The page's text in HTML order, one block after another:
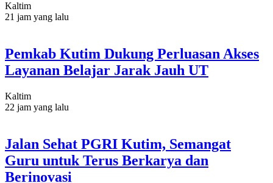
Kaltim
21 jam yang lalu
Pemkab Kutim Dukung Perluasan Akses
Layanan Belajar Jarak Jauh UT
Kaltim
22 jam yang lalu
Jalan Sehat PGRI Kutim, Semangat
Guru untuk Terus Berkarya dan
Berinovasi